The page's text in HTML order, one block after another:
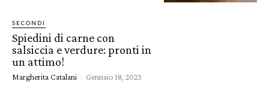
SECONDI
Spiedini di carne con
salsiccia e verdure: pronti in
un attimo!
Margherita Catalani - Gennaio 18, 2023